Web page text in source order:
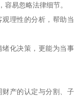
易忽略法律细节。
理性的分析，帮助当
化决策，更能为当事
产的认定与分割、子